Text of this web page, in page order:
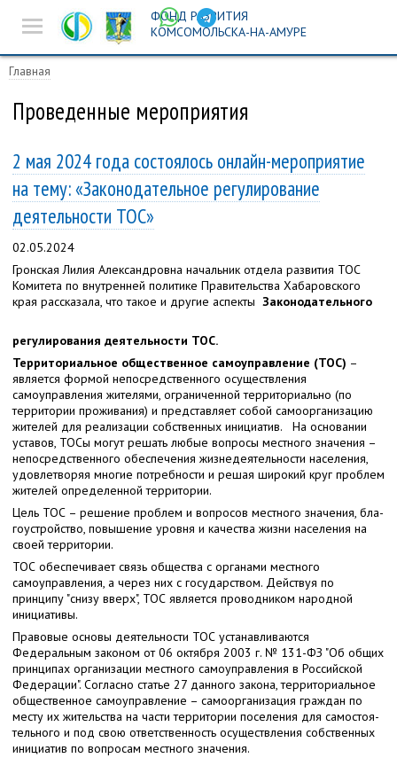
ФОНД РАЗВИТИЯ
КОМСОМОЛЬСКА-НА-АМУРЕ
Новости
Предпринимателям
деятельность
Инвест-площадка
Поиск
Главная
Проведенные мероприятия
2 мая 2024 года состоялось онлайн-мероприятие
на тему: «Законодательное регулирование
деятельности ТОС»
02.05.2024
Гронская Лилия Александровна начальник отдела развития ТОС
Комитета по внутренней политике Правительства Хабаровского
края рассказала, что такое и другие аспекты Законодательного
регулирования деятельности ТОС.
Территориальное общественное самоуправление (ТОС) –
является формой непосредственного осуществления
самоуправления жителями, ограниченной территориально (по
территории проживания) и представляет собой самоорганизацию
жителей для реализации собственных инициатив. На основании
уставов, ТОСы могут решать любые вопросы местного значения –
непосредственного обеспечения жизнедеятельности населения,
удовлетворяя многие потребности и решая широкий круг проблем
жителей определенной территории.
Цель ТОС – ре­ше­ние про­блем и во­про­сов мест­но­го зна­че­ния, бла­
го­устрой­ство, по­вы­ше­ние уров­ня и ка­че­ства жиз­ни на­се­ле­ния на
сво­ей тер­ри­то­рии.
ТОС обеспечивает связь общества с органами местного
самоуправления, а через них с государством. Действуя по
принципу "снизу вверх", ТОС является проводником народной
инициативы.
Правовые основы деятельности ТОС устанавливаются
Федеральным законом от 06 октября 2003 г. № 131-ФЗ "Об общих
принципах организации местного самоуправления в Российской
Федерации". Согласно статье 27 данного закона, тер­ри­то­ри­аль­ное
об­ще­ствен­ное са­мо­управ­ле­ние – са­мо­ор­га­ни­за­ция граж­дан по
ме­сту их жи­тель­ства на ча­сти тер­ри­то­рии по­се­ле­ния для са­мо­сто­я­
тель­но­го и под свою от­вет­ствен­ность осу­ществ­ле­ния соб­ствен­ных
ини­ци­а­тив по во­про­сам мест­но­го зна­че­ния.